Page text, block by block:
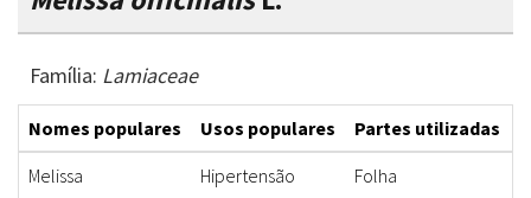
Família: Lamiaceae
Nomes populares Usos populares Partes utilizadas
Melissa
Hipertensão Folha